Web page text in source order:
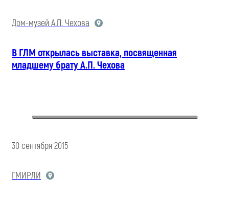
Дом-музей А.П. Чехова
В ГЛМ открылась выставка, посвященная
младшему брату А.П. Чехова
30 сентября 2015
ГМИРЛИ